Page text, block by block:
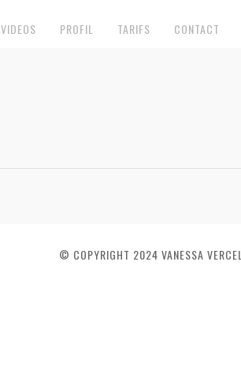
VIDEOS PROFIL TARIFS CONTACT
© COPYRIGHT 2024 VANESSA VERCEL